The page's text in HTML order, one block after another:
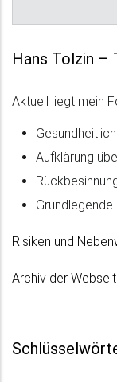
Hans Tolzin –
Aktuell liegt mein
Aufklärung
Risiken und
Archiv der